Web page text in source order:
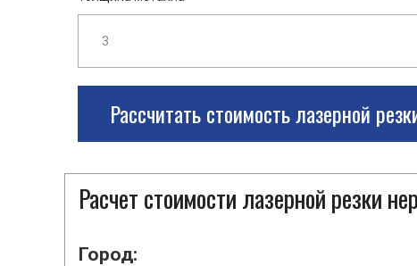
Рассчитать стоимость лазерной
Расчет стоимости лазерной резки
Город: